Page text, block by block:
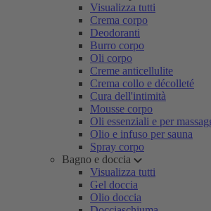
Visualizza tutti
Crema corpo
Deodoranti
Burro corpo
Oli corpo
Creme anticellulite
Crema collo e décolleté
Cura dell'intimità
Mousse corpo
Oli essenziali e per
Olio e infuso per sauna
Spray corpo
Bagno e doccia
Visualizza tutti
Gel doccia
Olio doccia